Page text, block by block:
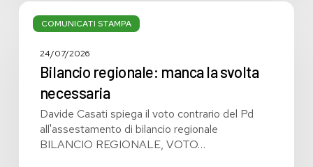
COMUNICATI STAMPA
Bilancio
regionale:
svolta
24/07/2026
Bilancio regionale: manca la svolta
necessaria
Davide Casati spiega il voto contrario del Pd
all'assestamento di bilancio regionale
BILANCIO REGIONALE, VOTO…